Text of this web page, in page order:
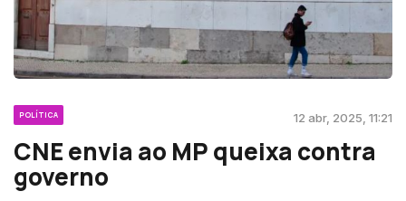
POLÍTICA 12 abr, 2025, 11:21
CNE envia ao MP queixa contra
governo